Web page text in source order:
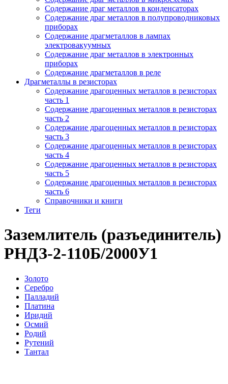
Содержание драг металлов в конденсаторах
Содержание драг металлов в полупроводниковых
приборах
Содержание драгметаллов в лампах
электровакуумных
Содержание драг металлов в электронных
приборах
Содержание драгметаллов в реле
Драгметаллы в резисторах
Содержание драгоценных металлов в резисторах
часть 1
Содержание драгоценных металлов в резисторах
часть 2
Содержание драгоценных металлов в резисторах
часть 3
Содержание драгоценных металлов в резисторах
часть 4
Содержание драгоценных металлов в резисторах
часть 5
Содержание драгоценных металлов в резисторах
часть 6
Справочники и книги
Теги
Заземлитель (разъединитель)
РНДЗ-2-110Б/2000У1
Золото
Серебро
Палладий
Платина
Иридий
Осмий
Родий
Рутений
Тантал